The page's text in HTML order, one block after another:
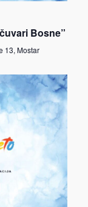
Bosne”
13, Mostar